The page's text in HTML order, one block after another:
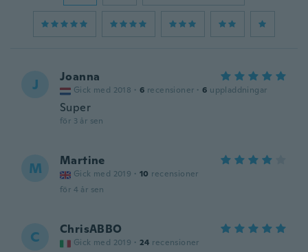
J Joanna
Gick med 2018 · 6 recensioner · 6 uppladdningar
Super
för 3 år sen
M Martine
Gick med 2019 · 10 recensioner
för 4 år sen
C ChrisABBO
Gick med 2019 · 24 recensioner